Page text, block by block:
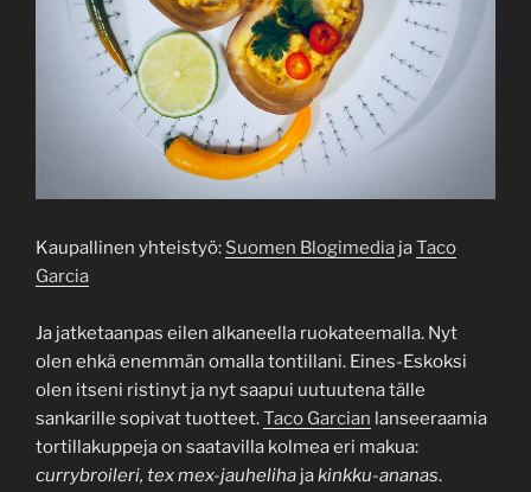
Kaupallinen yhteistyö: Suomen Blogimedia jaTaco
Garcia
Ja jatketaanpas eilen alkaneella ruokateemalla. Nyt
olen ehkä enemmän omalla tontillani. Eines-Eskoksi
olen itseni ristinyt ja nyt saapui uutuutena tälle
sankarille sopivat tuotteet.Taco Garcian lanseeraamia
tortillakuppeja on saatavilla kolmea eri makua:
currybroileri, tex mex-jauheliha jakinkku-ananas.